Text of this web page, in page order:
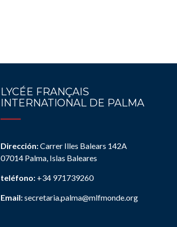
LYCÉE FRANÇAIS
INTERNATIONAL DE PALMA
Dirección:Carrer Illes Balears 142A
07014 Palma, Islas Baleares
teléfono: +34 971739260
Email:secretaria.palma@mlfmonde.org